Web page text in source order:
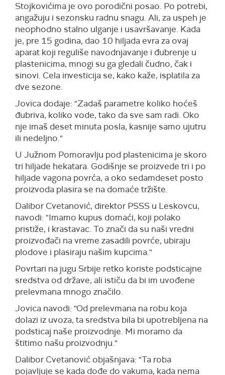
Stojkovićima je ovo porodični posao. Po potrebi,
angažuju i sezonsku radnu snagu. Ali, za uspeh je
neophodno stalno ulganje i usavršavanje. Kada
je, pre 15 godina, dao 10 hiljada evra za ovaj
aparat koji reguliše navodnjavanje i đubrenje u
plastenicima, mnogi su ga gledali čudno, čak i
sinovi. Cela investicija se, kako kaže, isplatila za
dve sezone.
Jovica dodaje: "Zadaš parametre koliko hoćeš
đubriva, koliko vode, tako da sve sam radi. Oko
nje imaš deset minuta posla, kasnije samo ujutru
ili nedeljno."
U Južnom Pomoravlju pod plastenicima je skoro
tri hiljade hekatara. Godišnje se proizvede tri i po
hiljade vagona povrća, a oko sedamdeset posto
proizvoda plasira se na domaće tržište.
Dalibor Cvetanović, direktor PSSS u Leskovcu,
navodi: "Imamo kupus domaći, koji polako
pristiže, i krastavac. To znači da su naši vredni
proizvođači na vreme zasadili povrće, ubiraju
plodove i plasiraju našim kupcima."
Povrtari na jugu Srbije retko koriste podsticajne
sredstva od države, ali ističu da bi im uvođene
prelevmana mnogo značilo.
Jovica navodi: "Od prelevmana na robu koja
dolazi iz uvoza, ta sredstva bila bi upotrebljena na
podsticaj naše proizvodnje. Mi moramo da
štitimo našu proizvodnju."
Dalibor Cvetanović objašnjava: "Ta roba
pojavljuje se kada dođe do vakuma, kada nema